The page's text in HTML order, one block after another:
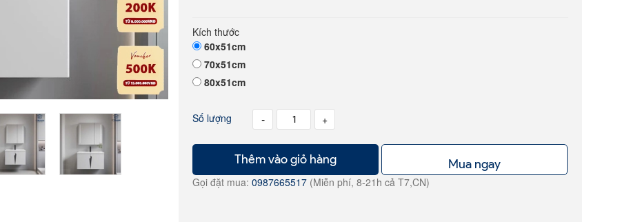
Kích thước
60x51cm
70x51cm
80x51cm
Số lượng - +
Thêm vào giỏ hàng Mua ngay
Gọi đặt mua: 0987665517 (Miễn phí, 8-21h cả T7,CN)